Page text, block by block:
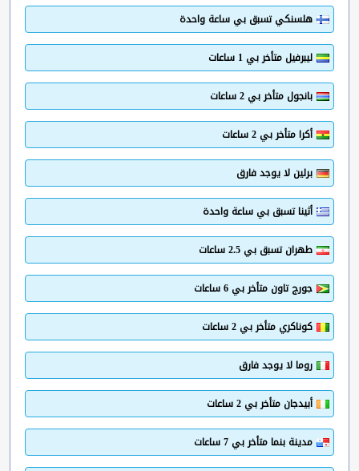
هلسنكي تسبق بي ساعة واحدة
ليبرفيل متأخر بي 1 ساعات
بانجول متأخر بي 2 ساعات
أكرا متأخر بي 2 ساعات
برلين لا يوجد فارق
أثينا تسبق بي ساعة واحدة
طهران تسبق بي 2.5 ساعات
جورج تاون متأخر بي 6 ساعات
كوناكري متأخر بي 2 ساعات
روما لا يوجد فارق
أبيدجان متأخر بي 2 ساعات
مدينة بنما متأخر بي 7 ساعات